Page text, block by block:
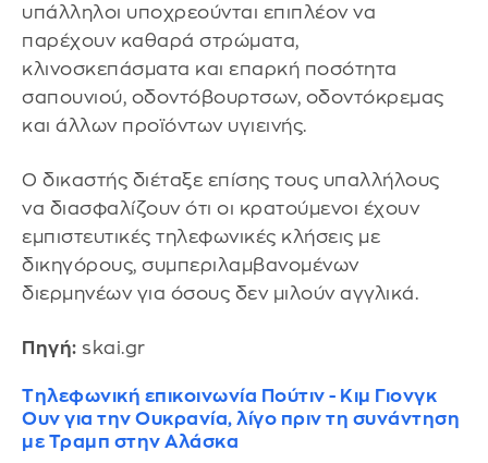
υπάλληλοι υποχρεούνται επιπλέον να
παρέχουν καθαρά στρώματα,
κλινοσκεπάσματα και επαρκή ποσότητα
σαπουνιού, οδοντόβουρτσων, οδοντόκρεμας
και άλλων προϊόντων υγιεινής.
Ο δικαστής διέταξε επίσης τους υπαλλήλους
να διασφαλίζουν ότι οι κρατούμενοι έχουν
εμπιστευτικές τηλεφωνικές κλήσεις με
δικηγόρους, συμπεριλαμβανομένων
διερμηνέων για όσους δεν μιλούν αγγλικά.
Πηγή: skai.gr
Τηλεφωνική επικοινωνία Πούτιν - Κιμ Γιονγκ
Ουν για την Ουκρανία, λίγο πριν τη συνάντηση
με Τραμπ στην Αλάσκα